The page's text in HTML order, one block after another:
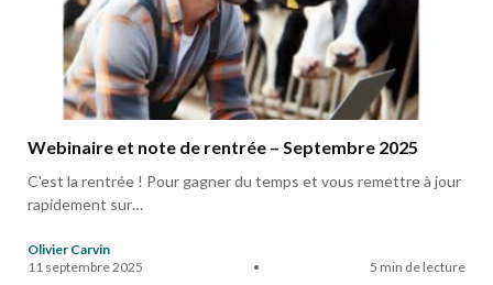
Webinaire et note de rentrée – Septembre 2025
C'est la rentrée ! Pour gagner du temps et vous remettre à jour
rapidement sur…
Olivier Carvin
11 septembre 2025
• 5 min de lecture